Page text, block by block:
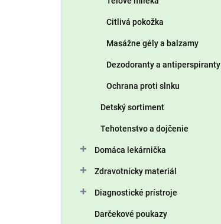
Citlivá pokožka
Masážne gély a balzamy
Dezodoranty a antiperspiranty
Ochrana proti slnku
Detský sortiment
Tehotenstvo a dojčenie
Domáca lekárnička
Zdravotnícky materiál
Diagnostické prístroje
Darčekové poukazy